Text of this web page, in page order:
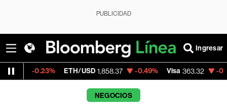
PUBLICIDAD
Ingresar
ETH/USD 1,858.37 -0.49% Visa 363.32 -0.64%
NEGOCIOS